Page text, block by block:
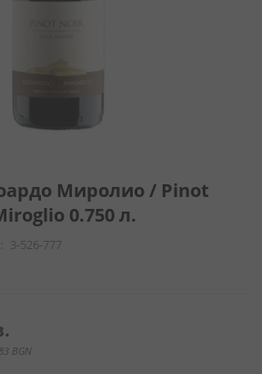
Миролио / Pinot
0.750 л.
3-526-777
BGN